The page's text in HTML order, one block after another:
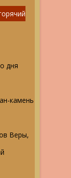
дня
камень
Веры,